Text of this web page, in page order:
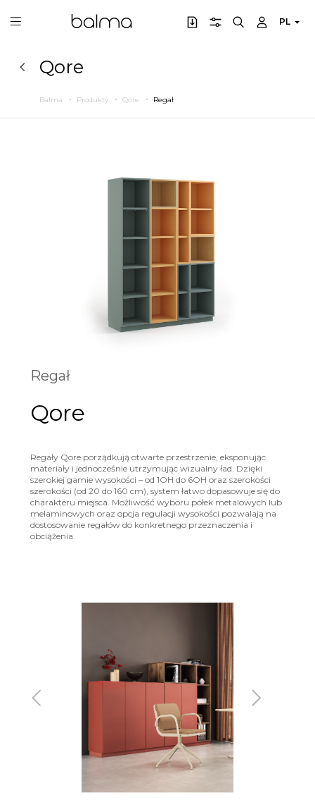
PL
Qore
Balma Produkty Qore Regał
Regał
Qore
Regały Qore porządkują otwarte przestrzenie, eksponując
materiały i jednocześnie utrzymując wizualny ład. Dzięki
szerokiej gamie wysokości – od 1OH do 6OH oraz szerokości
szerokości (od 20 do 160 cm), system łatwo dopasowuje się do
charakteru miejsca. Możliwość wyboru półek metalowych lub
melaminowych oraz opcja regulacji wysokości pozwalają na
dostosowanie regałów do konkretnego przeznaczenia i
obciążenia.
Poprzedni Następny